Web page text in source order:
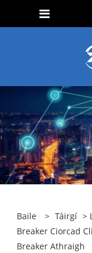
Baile > Táirgí >
Breaker Ciorcad
Breaker Athraigh